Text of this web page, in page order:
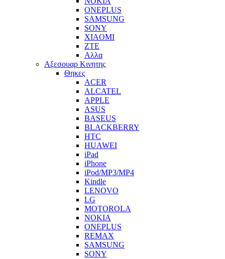
ONEPLUS
SAMSUNG
SONY
XIAOMI
ZTE
Αλλα
Αξεσουαρ Κινητης
Θηκες
ACER
ALCATEL
APPLE
ASUS
BASEUS
BLACKBERRY
HTC
HUAWEI
iPad
iPhone
iPod/MP3/MP4
Kindle
LENOVO
LG
MOTOROLA
NOKIA
ONEPLUS
REMAX
SAMSUNG
SONY